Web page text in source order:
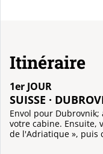
Itinéraire
1er JOUR
SUISSE ·
Envol pour Dubrovnik;
votre cabine. Ensuite,
de l'Adriatique », puis